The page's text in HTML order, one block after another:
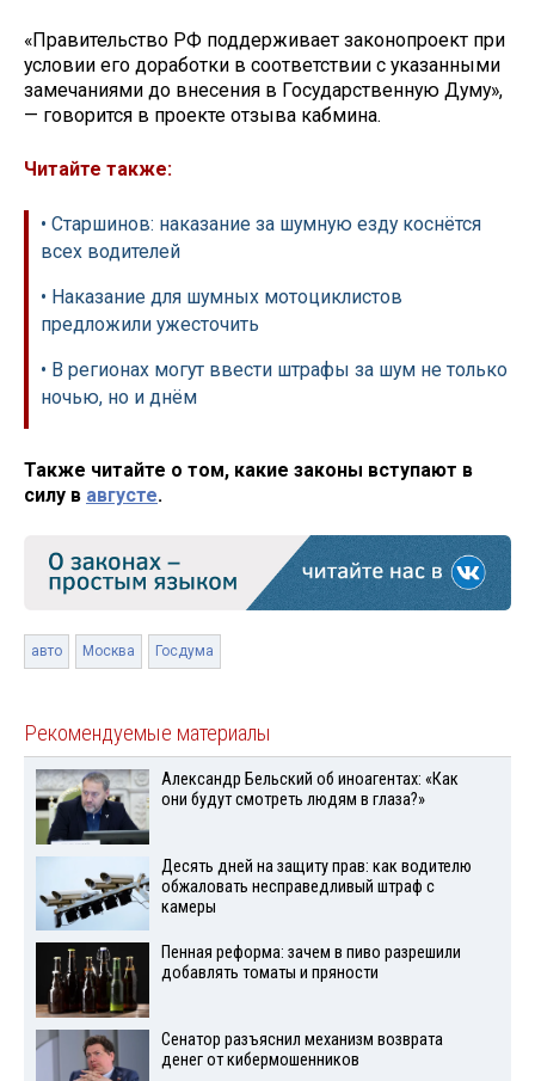
«Правительство РФ поддерживает законопроект при
условии его доработки в соответствии с указанными
замечаниями до внесения в Государственную Думу»,
— говорится в проекте отзыва кабмина.
Читайте также:
• Старшинов: наказание за шумную езду коснётся
всех водителей
• Наказание для шумных мотоциклистов
предложили ужесточить
• В регионах могут ввести штрафы за шум не только
ночью, но и днём
Также читайте о том, какие законы вступают в
силу в августе.
авто Москва Госдума
Рекомендуемые материалы
Александр Бельский об иноагентах: «Как
они будут смотреть людям в глаза?»
Десять дней на защиту прав: как водителю
обжаловать несправедливый штраф с
камеры
Пенная реформа: зачем в пиво разрешили
добавлять томаты и пряности
Сенатор разъяснил механизм возврата
денег от кибермошенников